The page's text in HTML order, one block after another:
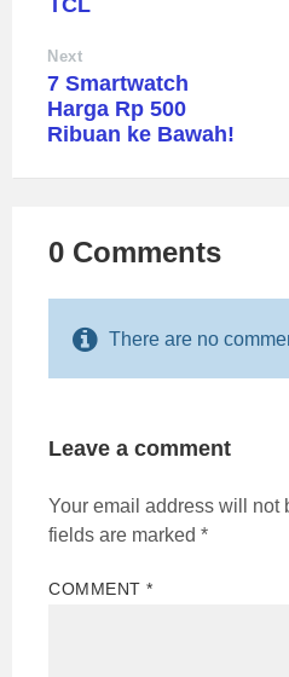
TCL
Next
7 Smartwatch
Harga Rp 500
Ribuan ke Bawah!
0 Comments
There are no
Leave a comment
Your email address will not
fields are marked *
COMMENT*